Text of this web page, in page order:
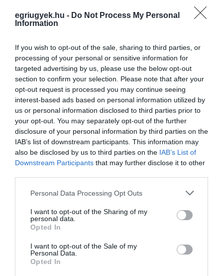
egriugyek.hu - Do Not Process My Personal
Information
If you wish to opt-out of the sale, sharing to third parties, or
processing of your personal or sensitive information for
targeted advertising by us, please use the below opt-out
section to confirm your selection. Please note that after your
opt-out request is processed you may continue seeing
interest-based ads based on personal information utilized by
us or personal information disclosed to third parties prior to
your opt-out. You may separately opt-out of the further
disclosure of your personal information by third parties on the
IAB’s list of downstream participants. This information may
also be disclosed by us to third parties on the IAB’s List of
Downstream Participants that may further disclose it to other
Please note that this website/app uses one or more Google
not limited to your visit or usage behaviour. You may click to
grant or deny consent to Google and its third-party tags to
use your data for below specified purposes in below Google
consent section.
Personal Data Processing Opt Outs
I want to opt-out of the Sharing of my
personal data.
Opted In
I want to opt-out of the Sale of my
Personal Data.
Opted In
gyalogos- és gépjárműforgalmat.
vonatkozóan a kirakható lom maximum 2 m3
lehet.
A nem megfelelően kirakodott, ömlesztve
elhelyezett hulladék szétszóródásával (pl. szél
által) kapcsolatban Társaságunkat felelősségre
nem lehet vonni. Az apróbb, kisméretű
hulladékot bekötözött zsákokban vagy
dobozokban kell kihelyezni. Több, nem
kihelyezhető hulladékot a lakossági
hulladékudvarunk fogadni tud, az udvari
átvételi szabályokról honlapunkon olvashat.
Kihelyezhető hulladékok: